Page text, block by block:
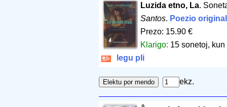
Luzida etno, La.
Santos. Poezio
Prezo: 15.90 €
Klarigo: 15 sonetoj,
legu pli
ekz.